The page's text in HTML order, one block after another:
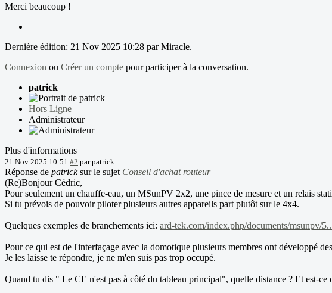
Merci beaucoup !
Dernière édition: 21 Nov 2025 10:28 parMiracle.
Connexion ou Créer un compte pour participer à la conversation.
patrick
Hors Ligne
Administrateur
Plus d'informations
21 Nov 2025 10:51 #2 parpatrick
Réponse de patricksur le sujet Conseil d'achat routeur
(Re)Bonjour Cédric,
Pour seulement un chauffe-eau, un MSunPV 2x2, une pince de mesure et un relais
Si tu prévois de pouvoir piloter plusieurs autres appareils part plutôt sur le 4x4.
Quelques exemples de branchements ici: ard-tek.com/index.php/documents/msunpv/
Pour ce qui est de l'interfaçage avec la domotique plusieurs membres ont développé
Je les laisse te répondre, je ne m'en suis pas trop occupé.
Quand tu dis " Le CE n'est pas à côté du tableau principal", quelle distance ? Et est-